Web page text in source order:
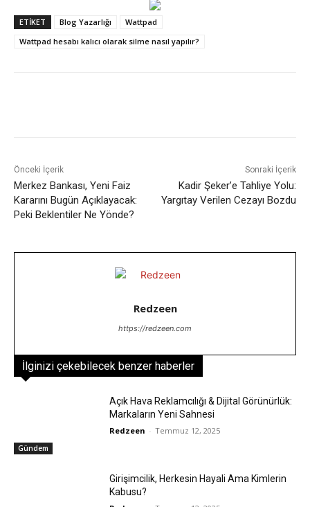
ETIKET Blog Yazarlığı
Wattpad
Wattpad hesabı kalıcı olarak silme nasıl yapılır?
Önceki İçerik
Merkez Bankası, Yeni Faiz
Kararını Bugün Açıklayacak:
Peki Beklentiler Ne Yönde?
Sonraki İçerik
Kadir Şeker’e Tahliye Yolu:
Yargıtay Verilen Cezayı Bozdu
Redzeen
https://redzeen.com
İlginizi çekebilecek benzer haberler
Gündem
Açık Hava Reklamcılığı & Dijital Görünürlük:
Markaların Yeni Sahnesi
Redzeen - Temmuz 12, 2025
Girişimcilik, Herkesin Hayali Ama Kimlerin
Kabusu?